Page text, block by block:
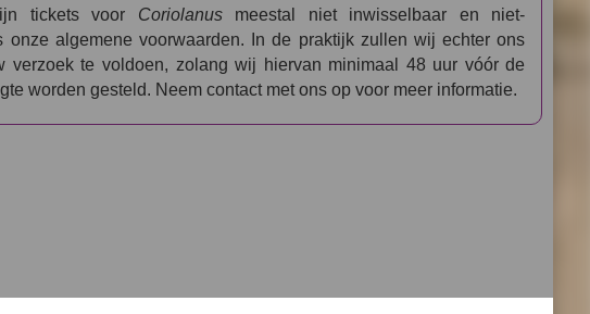
tickets voor Coriolanusmeestal niet inwisselbaar en niet-
onze algemene voorwaarden. In de praktijk zullen wij echter ons
verzoek te voldoen, zolang wij hiervan minimaal 48 uur vóór de
worden gesteld. Neem contact met ons op voor meer informatie.